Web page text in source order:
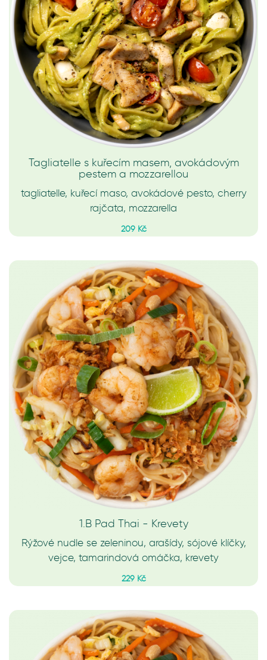
Tagliatelle s kuřecím masem, avokádovým
pestem a mozzarellou
tagliatelle, kuřecí maso, avokádové pesto, cherry
rajčata, mozzarella
209 Kč
1.B Pad Thai - Krevety
Rýžové nudle se zeleninou, arašídy, sójové klíčky,
vejce, tamarindová omáčka, krevety
229 Kč